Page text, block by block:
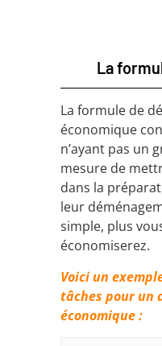
La
La formule de
économique
n’ayant pas un
mesure de
dans la
leur
simple, plus
économiserez.
Voici un
tâches pour un
économique :